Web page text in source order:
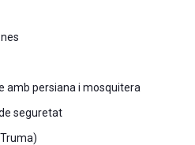
amb persiana i mosquitera
seguretat